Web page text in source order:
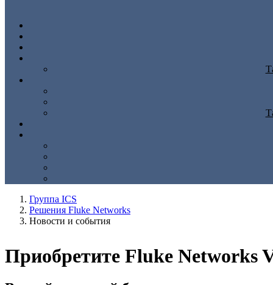
Группа ICS
Решения Fluke Networks
Новости и события
Приобретите Fluke Networks